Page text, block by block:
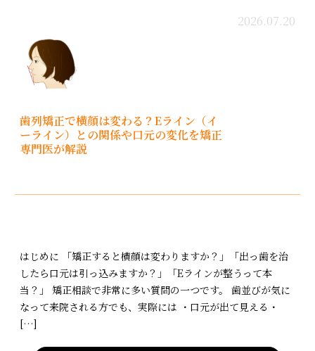
2026.07.20
歯列矯正で横顔は変わる？Eライン（イ
ーライン）との関係や口元の変化を矯正
専門医が解説
はじめに 「矯正すると横顔は変わりますか？」「出っ歯を治
したら口元は引っ込みますか？」「Eラインが整うって本
当？」 矯正相談で非常に多い質問の一つです。 歯並びが気に
なって来院される方でも、実際には ・口元が出て見える・
[…]